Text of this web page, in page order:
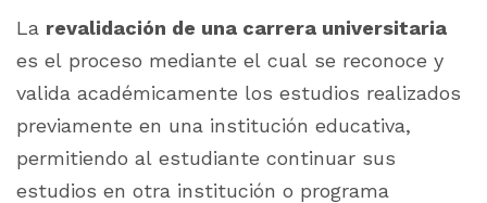
La revalidación de una carrera universitaria
es el proceso mediante el cual se reconoce y
valida académicamente los estudios realizados
previamente en una institución educativa,
permitiendo al estudiante continuar sus
estudios en otra institución o programa